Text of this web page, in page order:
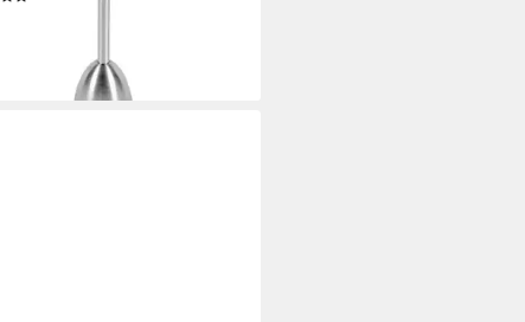
- in 5-6 Werktagen bei dir